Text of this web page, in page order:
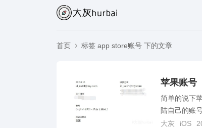
首页 标签 app store账号 下的文章
苹果账号
简单的说下
陆自己的账
大灰
iOS